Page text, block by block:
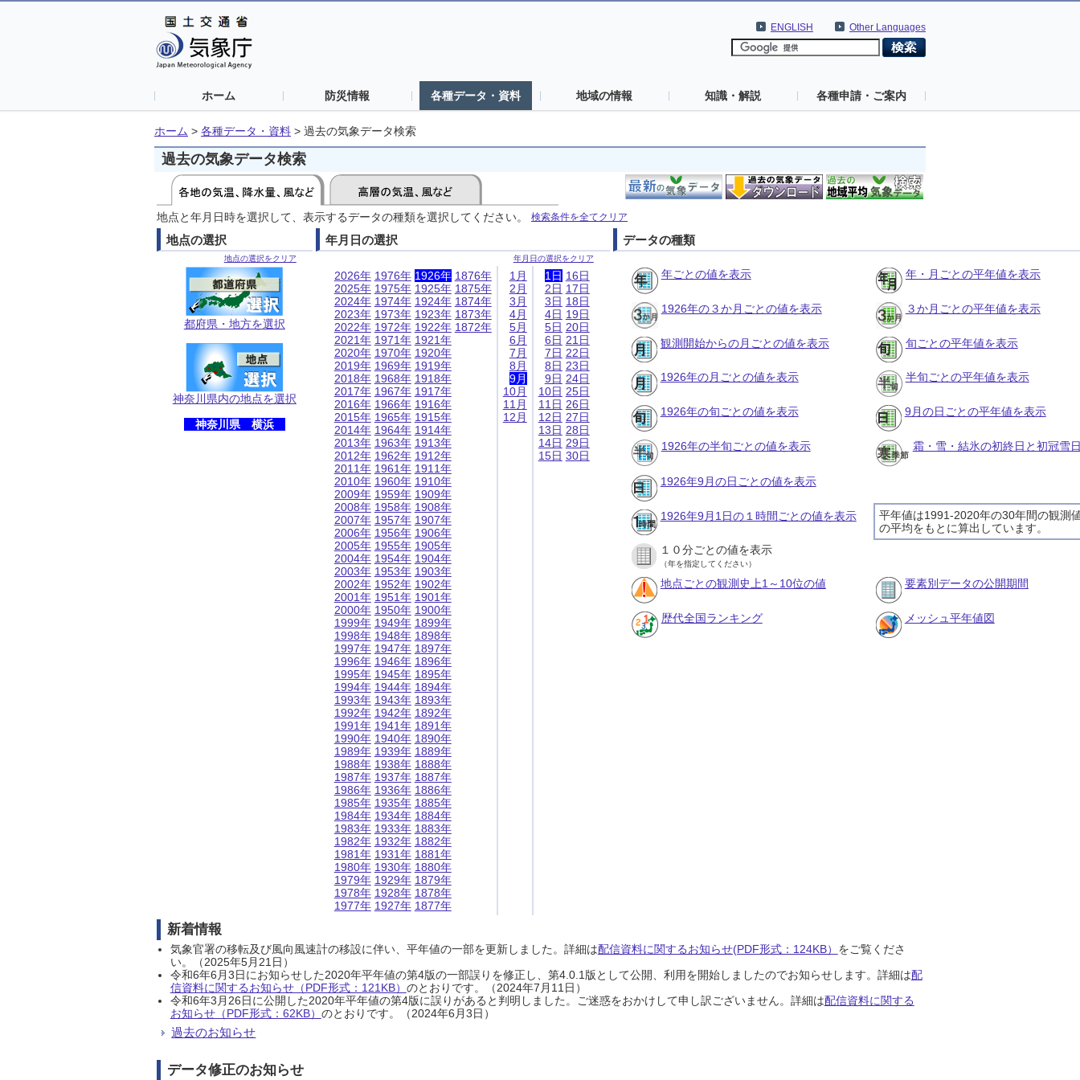
Other Languages
ENGLISH
ホーム 防災情報 各種データ・資料 地域の情報 知識・解説 各種申請・ご案内
ホーム > 各種データ・資料 > 過去の気象データ検索
過去の気象データ検索
地点と年月日時を選択して、表示するデータの種類を選択してください。 検索条件を全てクリア
地点の選択
地点の選択をクリア
都府県・地方を選択
神奈川県内の地点を選択
神奈川県 横浜
年月日の選択
年月日の選択をクリア
2026年
2025年
2024年
2023年
2022年
2021年
2020年
2019年
2018年
2017年
2016年
2015年
2014年
2013年
2012年
2011年
2010年
2009年
2008年
2007年
2006年
2005年
2004年
2003年
2002年
2001年
2000年
1999年
1998年
1997年
1996年
1995年
1994年
1993年
1992年
1991年
1990年
1989年
1988年
1987年
1986年
1985年
1984年
1983年
1982年
1981年
1980年
1979年
1978年
1977年
1976年
1975年
1974年
1973年
1972年
1971年
1970年
1969年
1968年
1967年
1966年
1965年
1964年
1963年
1962年
1961年
1960年
1959年
1958年
1957年
1956年
1955年
1954年
1953年
1952年
1951年
1950年
1949年
1948年
1947年
1946年
1945年
1944年
1943年
1942年
1941年
1940年
1939年
1938年
1937年
1936年
1935年
1934年
1933年
1932年
1931年
1930年
1929年
1928年
1927年
1926年
1925年
1924年
1923年
1922年
1921年
1920年
1919年
1918年
1917年
1916年
1915年
1914年
1913年
1912年
1911年
1910年
1909年
1908年
1907年
1906年
1905年
1904年
1903年
1902年
1901年
1900年
1899年
1898年
1897年
1896年
1895年
1894年
1893年
1892年
1891年
1890年
1889年
1888年
1887年
1886年
1885年
1884年
1883年
1882年
1881年
1880年
1879年
1878年
1877年
1876年
1875年
1874年
1873年
1872年
1月
2月
3月
4月
5月
6月
7月
8月
9月
10月
11月
12月
1日
2日
3日
4日
5日
6日
7日
8日
9日
10日
11日
12日
13日
14日
15日
16日
17日
18日
19日
20日
21日
22日
23日
24日
25日
26日
27日
28日
29日
30日
データの種類
年ごとの値を表示 年・月ごとの平年値を表示
1926年の３か月ごとの値を表示 ３か月ごとの平年値を表示
観測開始からの月ごとの値を表示 旬ごとの平年値を表示
1926年の月ごとの値を表示 半旬ごとの平年値を表示
1926年の旬ごとの値を表示 9月の日ごとの平年値を表示
1926年の半旬ごとの値を表示 霜・雪・結氷の初終日と初冠雪
1926年9月の日ごとの値を表示
平年値は1991-2020年の30年間の観測
の平均をもとに算出しています。
1926年9月1日の１時間ごとの値を表示
１０分ごとの値を表示
（年を指定してください）
地点ごとの観測史上1～10位の値 要素別データの公開期間
歴代全国ランキング メッシュ平年値図
新着情報
気象官署の移転及び風向風速計の移設に伴い、平年値の一部を更新しました。詳細は配信資料に関するお知らせ(PDF形式：124KB） をご覧くださ
い。（2025年5月21日）
令和6年6月3日にお知らせした2020年平年値の第4版の一部誤りを修正し、第4.0.1版として公開、利用を開始しましたのでお知らせします。詳細は配
信資料に関するお知らせ（PDF形式：121KB） のとおりです。（2024年7月11日）
令和6年3月26日に公開した2020年平年値の第4版に誤りがあると判明しました。ご迷惑をおかけして申し訳ございません。詳細は配信資料に関する
お知らせ（PDF形式：62KB） のとおりです。（2024年6月3日）
過去のお知らせ
データ修正のお知らせ